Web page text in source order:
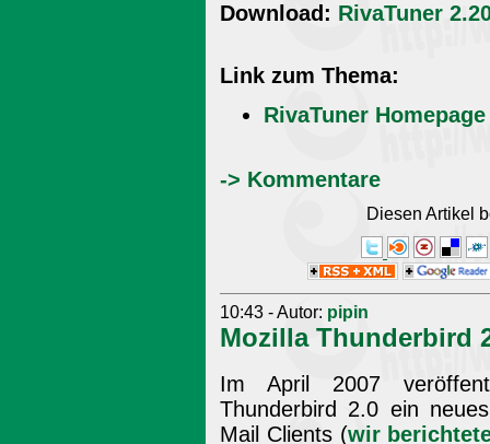
Download: RivaTuner
Link zum Thema:
RivaTuner Homepage
-> Kommentare
Diesen Artikel
10:43 - Autor: pipin
Mozilla Thunderbird
Im April 2007
Thunderbird 2.0 ein
Mail Clients (wir